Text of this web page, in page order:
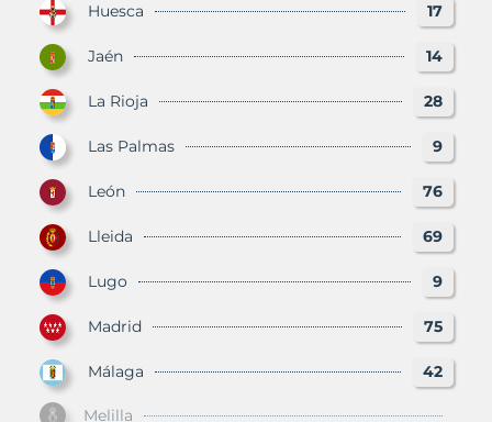
Huesca 17
Jaén 14
La Rioja 28
Las Palmas 9
León 76
Lleida 69
Lugo 9
Madrid 75
Málaga 42
Melilla